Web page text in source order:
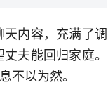
内容，充满了调
夫能回归家庭。
不以为然。